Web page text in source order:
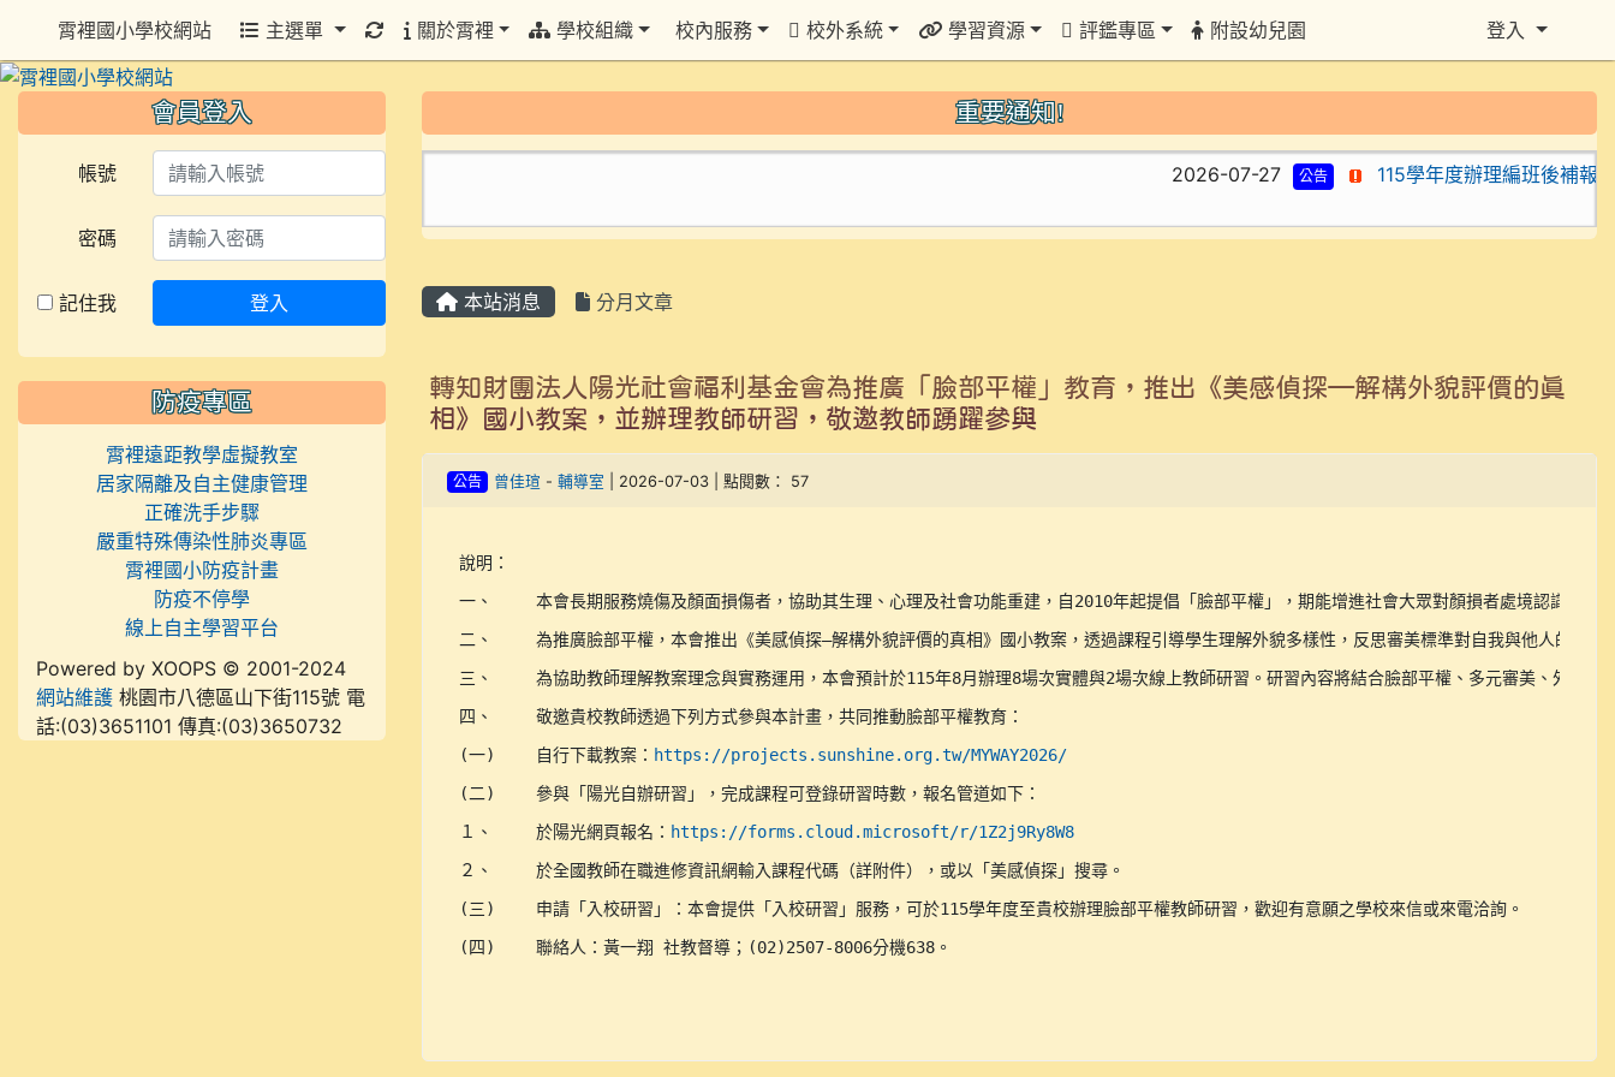
重要通知!
2026-07-27 公告 115學年度辦理編班後補報到
本站消息 分月文章
轉知財團法人陽光社會福利基金會為推廣「臉部平權」教育，推出《美感偵探—解構外貌評價的真
相》國小教案，並辦理教師研習，敬邀教師踴躍參與
公告 曾佳瑄 - 輔導室 | 2026-07-03 | 點閱數： 57
說明：
一、	本會長期服務燒傷及顏面損傷者，協助其生理、心理及社會功能重建，自2010年起提倡「臉部平權」，期能增進社會大眾對顏損者處境認識，以及對外貌不同者之尊重與同理，共同營造平等、友善與共融之社會環境。
二、	為推廣臉部平權，本會推出《美感偵探—解構外貌評價的真相》國小教案，透過課程引導學生理解外貌多樣性，反思審美標準對自我與他人的影響，建立自我接納、多元審美與尊重差異的能力。教師可依班級需求，彈性運用於生命教育、綜合活動、健康與體育、藝術與人文，或校園友善教育相關課程中。
三、	為協助教師理解教案理念與實務運用，本會預計於115年8月辦理8場次實體與2場次線上教師研習。研習內容將結合臉部平權、多元審美、外貌互動議題及教學實務交流，期盼透過教師培力，協助教育現場提升對學生外貌議題之理解與回應能力，相關資訊詳見附件簡章。
四、	敬邀貴校教師透過下列方式參與本計畫，共同推動臉部平權教育：
(一)	自行下載教案： https://projects.sunshine.org.tw/MYWAY2026/
(二)	參與「陽光自辦研習」，完成課程可登錄研習時數，報名管道如下：
１、	於陽光網頁報名： https://forms.cloud.microsoft/r/1Z2j9Ry8W8
２、	於全國教師在職進修資訊網輸入課程代碼（詳附件），或以「美感偵探」搜尋。
(三)	申請「入校研習」：本會提供「入校研習」服務，可於115學年度至貴校辦理臉部平權教師研習，歡迎有意願之學校來信或來電洽詢。
會員登入
帳號
密碼
記住我 登入
防疫專區
霄裡遠距教學虛擬教室
居家隔離及自主健康管理
正確洗手步驟
嚴重特殊傳染性肺炎專區
霄裡國小防疫計畫
防疫不停學
線上自主學習平台
Powered by XOOPS © 2001-2024
網站維護 桃園市八德區山下街115號 電
話:(03)3651101 傳真:(03)3650732
霄裡國小學校網站 主選單 重新取得佈景設定
關於霄裡 學校組織 校內服務 校外系統 學習資源 評鑑專區 附設幼兒園 登入